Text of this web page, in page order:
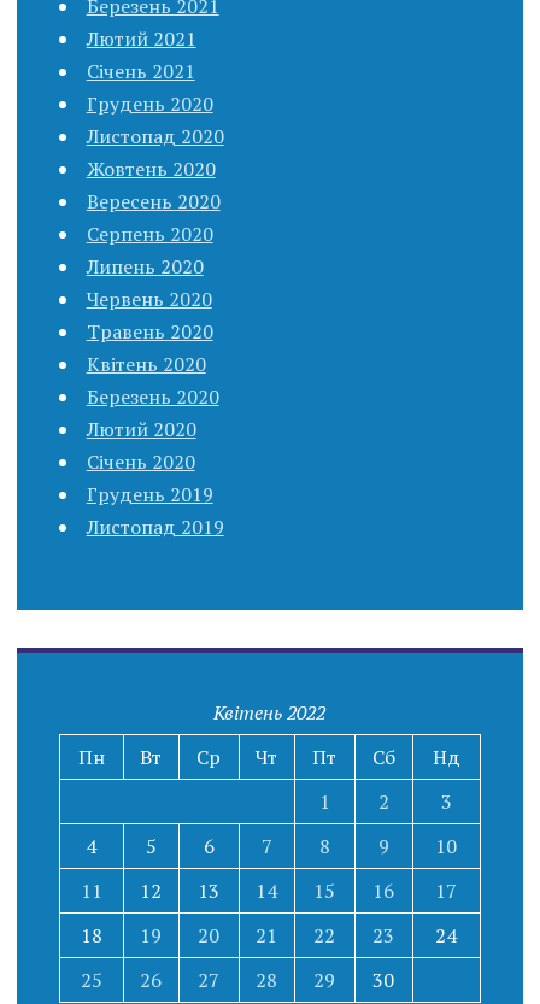
Березень 2021
Лютий 2021
Січень 2021
Грудень 2020
Листопад 2020
Жовтень 2020
Вересень 2020
Серпень 2020
Липень 2020
Червень 2020
Травень 2020
Квітень 2020
Березень 2020
Лютий 2020
Січень 2020
Грудень 2019
Листопад 2019
Квітень 2022
Пн
Вт Ср Чт Пт Сб
Нд
1
2
3
4
5 6 7 8 9
10
11
12 13 14 15 16
17
18
19 20 21 22 23
24
25
26 27 28 29 30